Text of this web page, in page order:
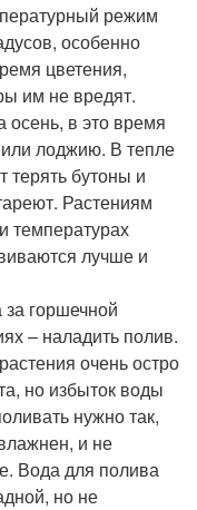
режим
особенно
цветения,
им не вредят.
осень, в это время
лоджию. В тепле
терять бутоны и
Растениям
температурах
лучше и
горшечной
– наладить полив.
очень остро
но избыток воды
нужно так,
и не
Вода для полива
но не